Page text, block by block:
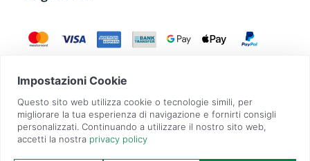
GadgetZilla è un Brand di Overbi S.r.l.| realizzato conContit | © 2026 Tutti
i diritti riservati | P.IVA: 09351560967